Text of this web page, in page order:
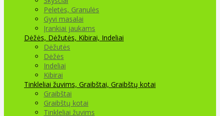
Peletės, Granulės
Gyvi masalai
Įrankiai jaukams
Dėžės, Dėžutės, Kibirai, Indeliai
Dėžutės
Dėžės
Indeliai
Kibirai
Tinkleliai žuvims, Graibštai, Graibštų kotai
Graibštai
Graibštų kotai
Tinkleliai žuvims